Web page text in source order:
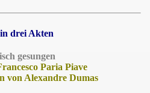
drei Akten
gesungen
Paria Piave
von Alexandre Dumas